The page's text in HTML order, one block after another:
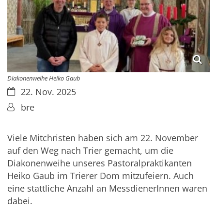
Diakonenweihe Heiko Gaub
Datum:22. Nov. 2025
Von:bre
Viele Mitchristen haben sich am 22. November
auf den Weg nach Trier gemacht, um die
Diakonenweihe unseres Pastoralpraktikanten
Heiko Gaub im Trierer Dom mitzufeiern. Auch
eine stattliche Anzahl an MessdienerInnen waren
dabei.